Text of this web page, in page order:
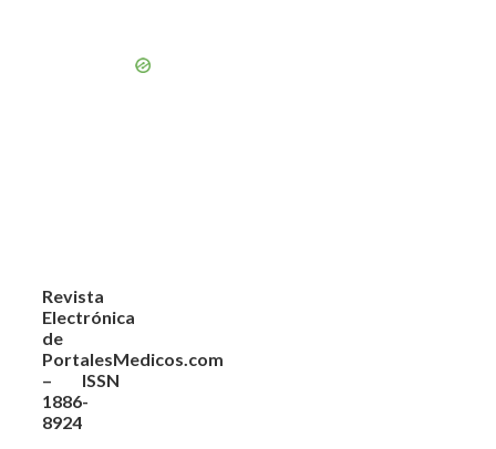
Revista
Electrónica
de
PortalesMedicos.com
– ISSN
1886-
8924